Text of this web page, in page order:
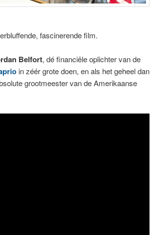
fascinerende film.
Belfort, dé financiële oplichter van de
in zéér grote doen, en als het geheel dan
grootmeester van de Amerikaanse